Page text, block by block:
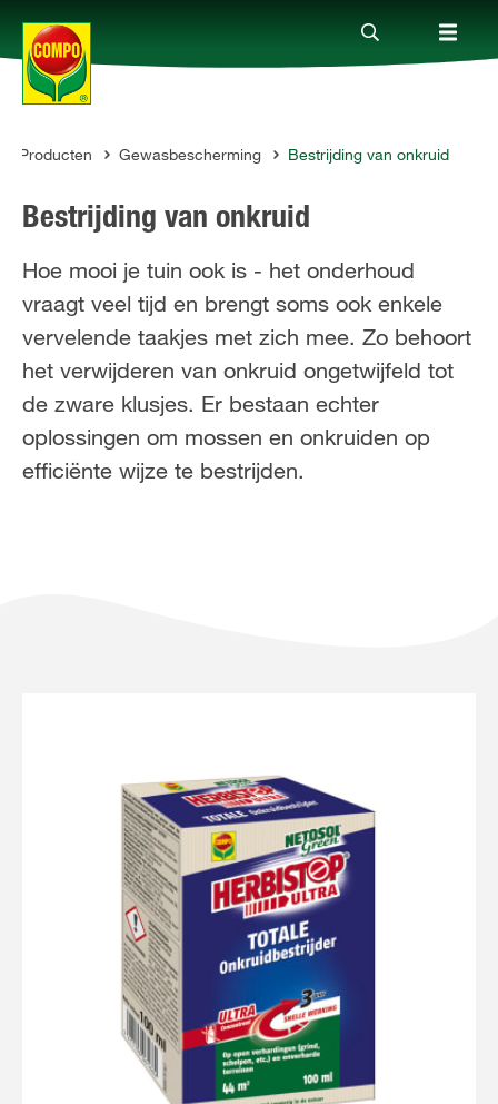
Producten
Advies
Thema's
Tot je dienst
Onderneming
Producten Gewasbescherming Bestrijding van onkruid
Bestrijding van onkruid
Hoe mooi je tuin ook is - het onderhoud
vraagt veel tijd en brengt soms ook enkele
vervelende taakjes met zich mee. Zo behoort
het verwijderen van onkruid ongetwijfeld tot
de zware klusjes. Er bestaan echter
oplossingen om mossen en onkruiden op
efficiënte wijze te bestrijden.